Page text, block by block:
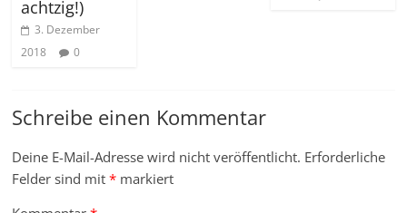
achtzig!)
3. Dezember
2018
0
Schreibe einen Kommentar
Deine E-Mail-Adresse wird nicht veröffentlicht. Erforderliche
Felder sind mit* markiert